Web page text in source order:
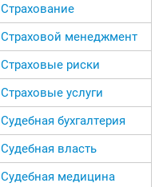
Страхование
Страховой менеджмент
Страховые риски
Страховые услуги
Судебная бухгалтерия
Судебная власть
Судебная медицина